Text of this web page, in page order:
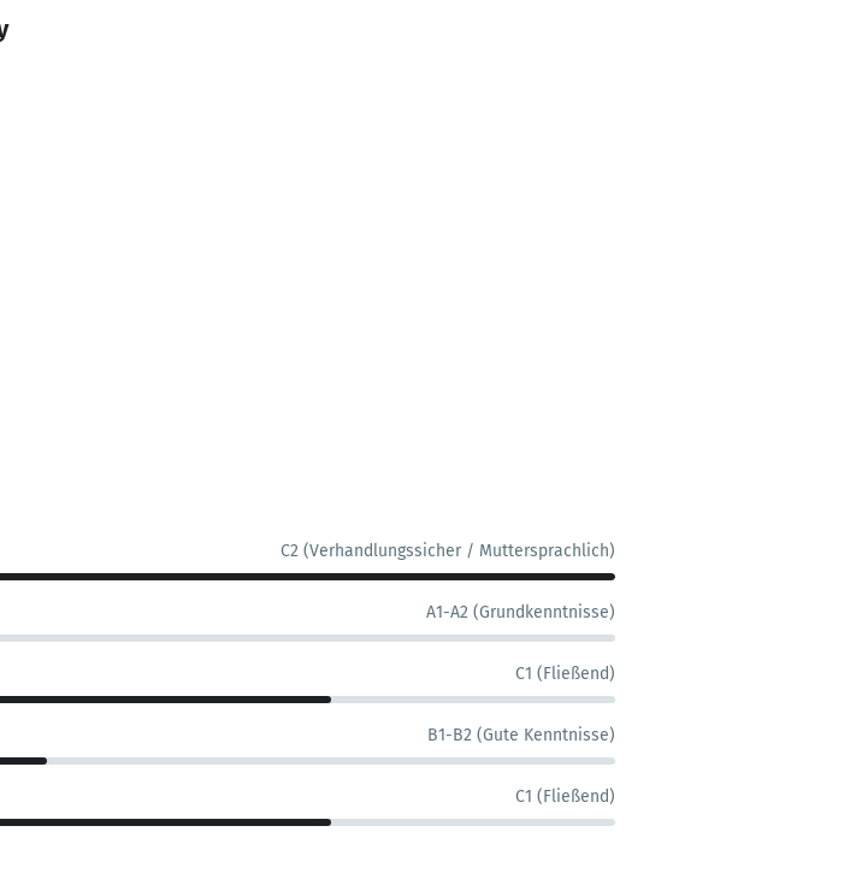
C2 (Verhandlungssicher / Muttersprachlich)
A1-A2 (Grundkenntnisse)
C1 (Fließend)
B1-B2 (Gute Kenntnisse)
C1 (Fließend)